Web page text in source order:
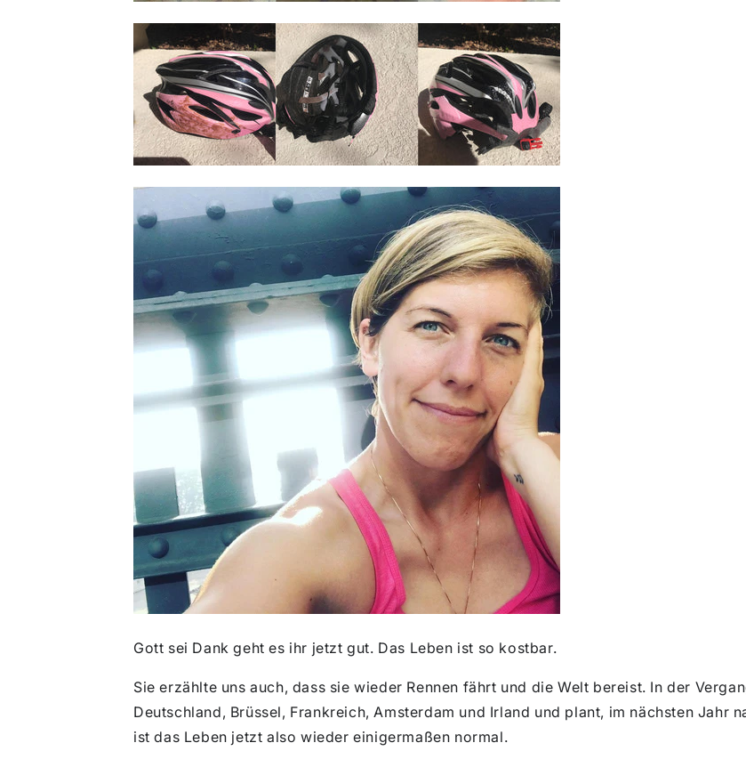
Gott sei Dank geht es ihr jetzt gut. Das Leben ist so kostbar.
Sie erzählte uns auch, dass sie wieder Rennen fährt und die Welt bereist. In der
Deutschland, Brüssel, Frankreich, Amsterdam und Irland und plant, im nächsten Jahr
ist das Leben jetzt also wieder einigermaßen normal.